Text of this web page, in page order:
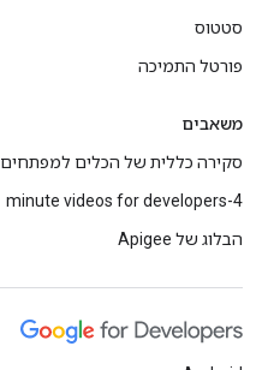
סטטוס
פורטל התמיכה
משאבים
סקירה כללית של הכלים למפתחים
4-minute videos for developers
הבלוג של Apigee